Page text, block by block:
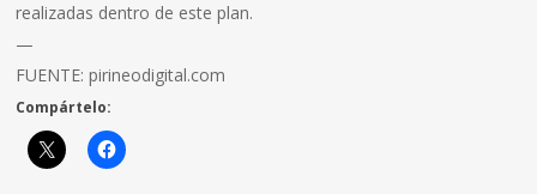
realizadas dentro de este plan.
—
FUENTE: pirineodigital.com
Compártelo: